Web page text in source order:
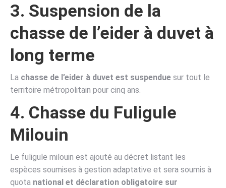
3. Suspension de la
chasse de l’eider à duvet à
long terme
La chasse de l’eider à duvet est suspendue sur tout le
territoire métropolitain pour cinq ans.
4. Chasse du Fuligule
Milouin
Le fuligule milouin est ajouté au décret listant les
espèces soumises à gestion adaptative et sera soumis à
quota national et déclaration obligatoire sur